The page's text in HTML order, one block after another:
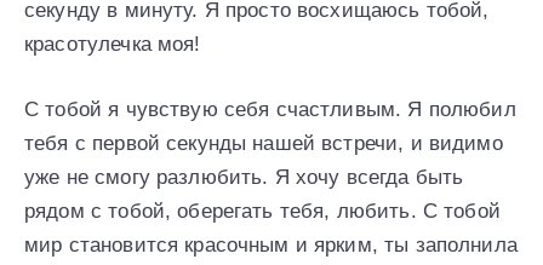
секунду в минуту. Я просто восхищаюсь тобой,
красотулечка моя!
С тобой я чувствую себя счастливым. Я полюбил
тебя с первой секунды нашей встречи, и видимо
уже не смогу разлюбить. Я хочу всегда быть
рядом с тобой, оберегать тебя, любить. С тобой
мир становится красочным и ярким, ты заполнила